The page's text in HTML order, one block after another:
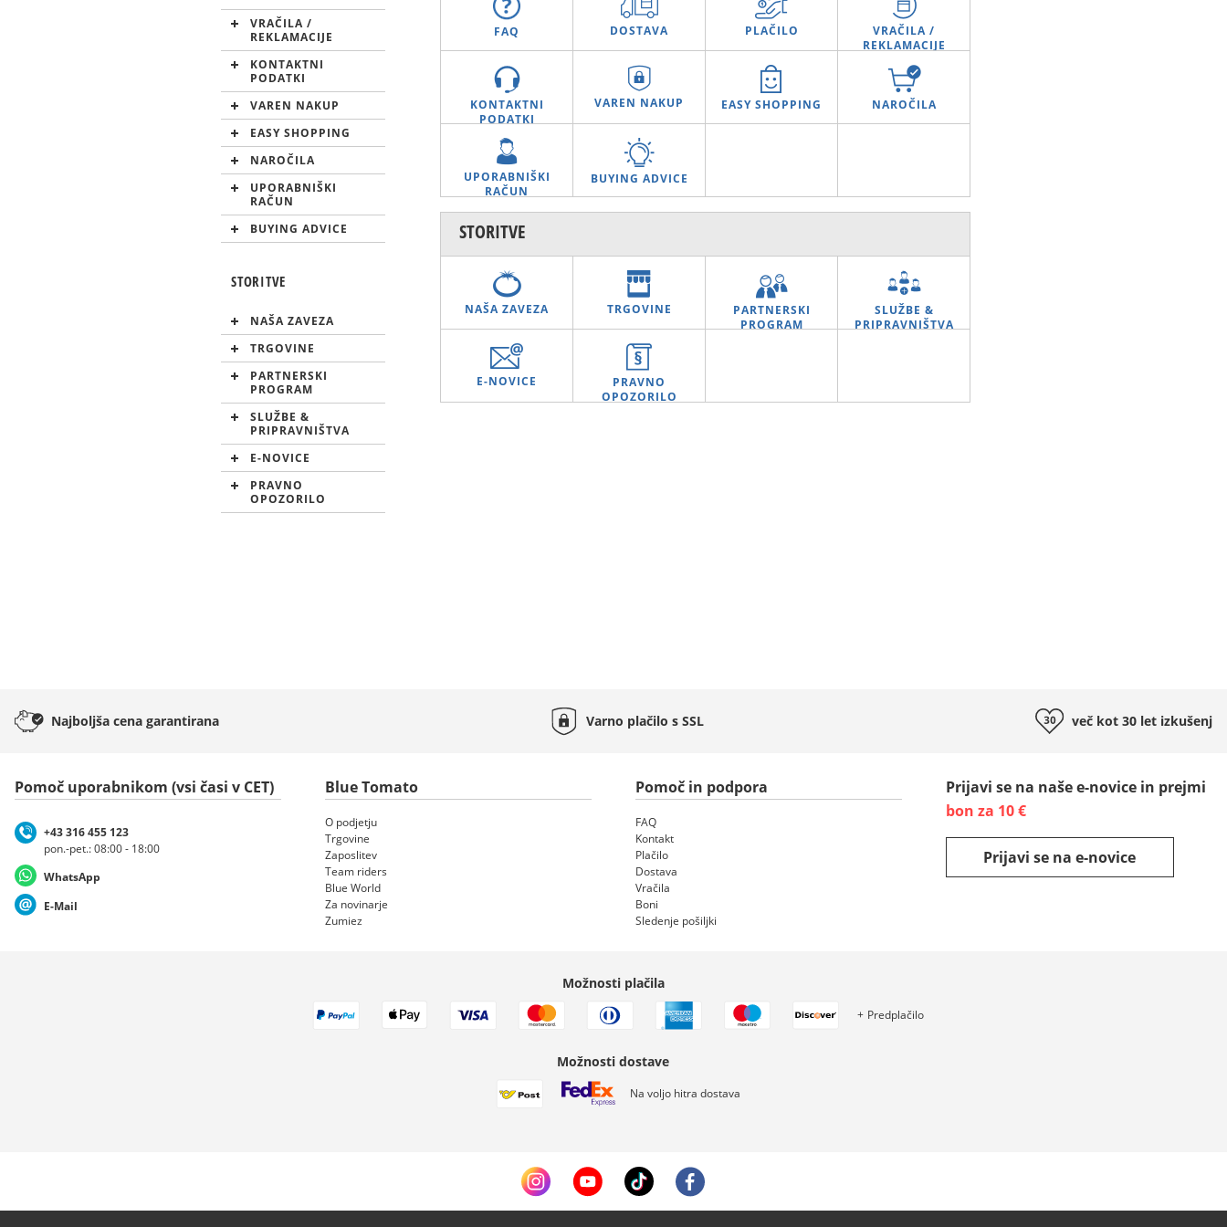
VRAČILA /
REKLAMACIJE
KONTAKTNI
PODATKI
VAREN NAKUP
EASY SHOPPING
NAROČILA
UPORABNIŠKI
RAČUN
BUYING ADVICE
STORITVE
NAŠA ZAVEZA
TRGOVINE
PARTNERSKI
PROGRAM
SLUŽBE &
PRIPRAVNIŠTVA
E-NOVICE
PRAVNO
OPOZORILO
FAQ DOSTAVA PLAČILO
VRAČILA /
REKLAMACIJE
KONTAKTNI
PODATKI
VAREN NAKUP EASY SHOPPING NAROČILA
UPORABNIŠKI
RAČUN
BUYING ADVICE
STORITVE
NAŠA ZAVEZA TRGOVINE
PARTNERSKI
PROGRAM
SLUŽBE &
PRIPRAVNIŠTVA
E-NOVICE
PRAVNO
OPOZORILO
Najboljša cena garantirana Varno plačilo sSSL več kot 30 let izkušenj
Pomoč uporabnikom (vsi časi v CET)
+43 316 455 123
pon.-pet.: 08:00 - 18:00
WhatsApp
E-Mail
Blue Tomato
O podjetju
Trgovine
Zaposlitev
Team riders
Blue World
Za novinarje
Zumiez
Pomoč in podpora
FAQ
Kontakt
Plačilo
Dostava
Vračila
Boni
Sledenje pošiljki
Prijavi se na naše e-novice in prejmi
bon za 10 €
Prijavi se na e-novice
Možnosti plačila
Predplačilo
Možnosti dostave
Na voljo hitra dostava